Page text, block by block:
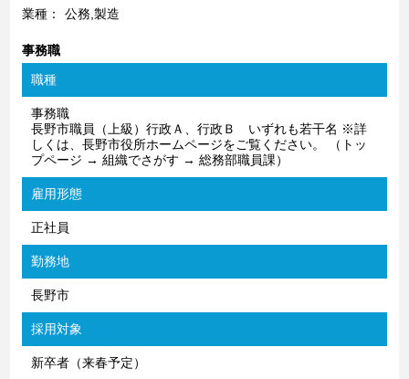
業種： 公務,製造
事務職
職種
事務職
長野市職員（上級）行政Ａ、行政Ｂ いずれも若干名 ※詳
しくは、長野市役所ホームページをご覧ください。 （トッ
プページ → 組織でさがす → 総務部職員課）
雇用形態
正社員
勤務地
長野市
採用対象
新卒者（来春予定）